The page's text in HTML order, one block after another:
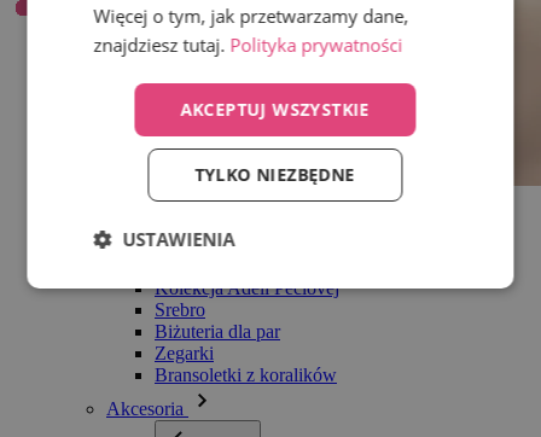
Wszystko w kategorii Biżuteria
Bransoletki
Kolekcja Adéli Pečlovej
Srebro
Biżuteria dla par
Zegarki
Bransoletki z koralików
Akcesoria
Więcej o tym, jak przetwarzamy dane,
znajdziesz tutaj. Polityka prywatności
AKCEPTUJ WSZYSTKIE
TYLKO NIEZBĘDNE
USTAWIENIA